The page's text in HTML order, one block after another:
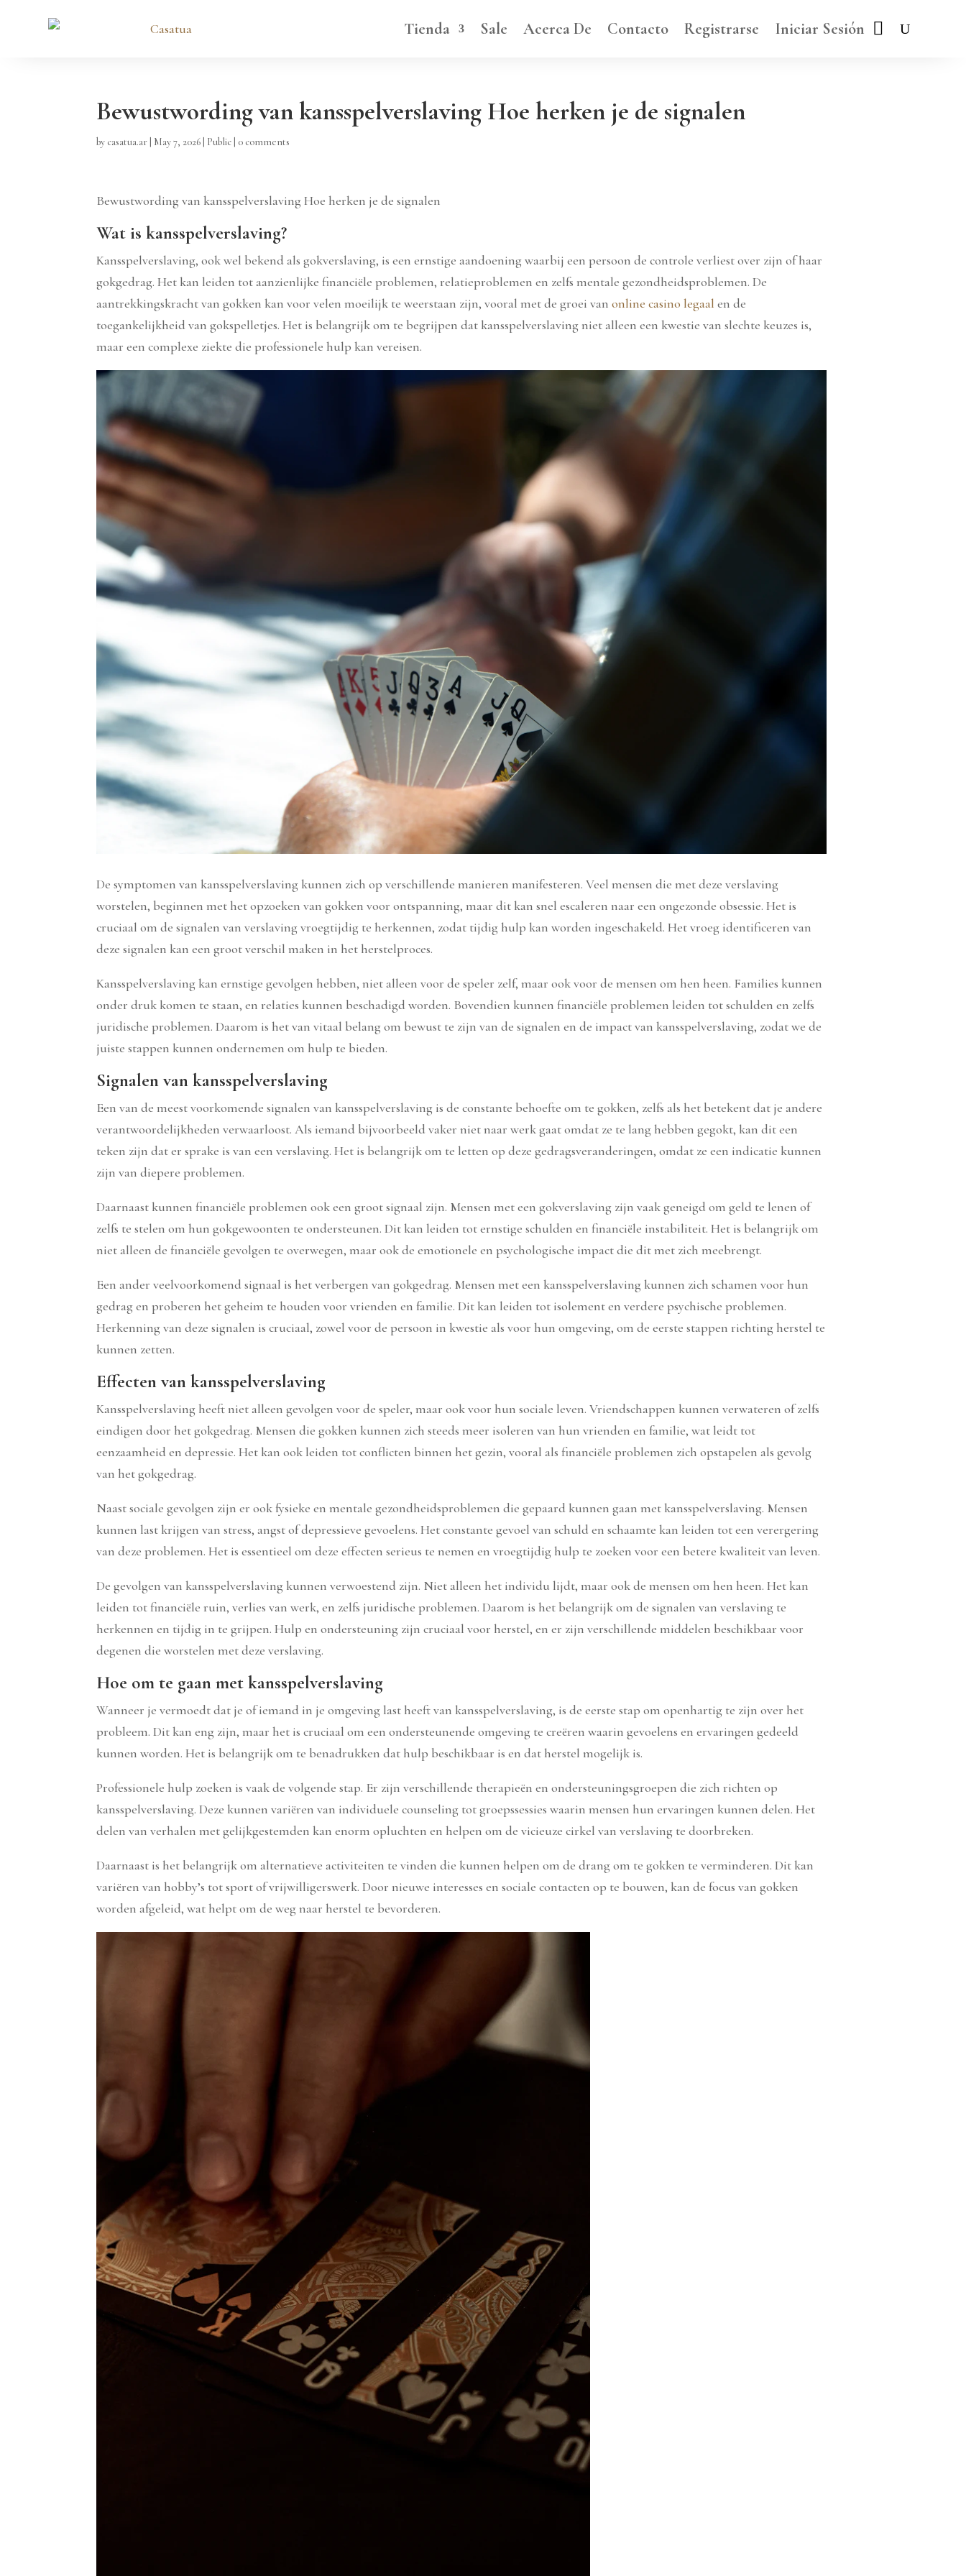
Tienda Sale Acerca De Contacto Registrarse Iniciar Sesión
Bewustwording van kansspelverslaving Hoe herken je de signalen
by casatua.ar May 7, 2026 Public 0 comments
Bewustwording van kansspelverslaving Hoe herken je de signalen
Wat is kansspelverslaving?
Kansspelverslaving, ook wel bekend als gokverslaving, is een ernstige aandoening waarbij een persoon de controle verliest over zijn of haar
gokgedrag. Het kan leiden tot aanzienlijke financiële problemen, relatieproblemen en zelfs mentale gezondheidsproblemen. De
aantrekkingskracht van gokken kan voor velen moeilijk te weerstaan zijn, vooral met de groei vanonline casino legaal en de
toegankelijkheid van gokspelletjes. Het is belangrijk om te begrijpen dat kansspelverslaving niet alleen een kwestie van slechte keuzes is,
maar een complexe ziekte die professionele hulp kan vereisen.
De symptomen van kansspelverslaving kunnen zich op verschillende manieren manifesteren. Veel mensen die met deze verslaving
worstelen, beginnen met het opzoeken van gokken voor ontspanning, maar dit kan snel escaleren naar een ongezonde obsessie. Het is
cruciaal om de signalen van verslaving vroegtijdig te herkennen, zodat tijdig hulp kan worden ingeschakeld. Het vroeg identificeren van
deze signalen kan een groot verschil maken in het herstelproces.
Kansspelverslaving kan ernstige gevolgen hebben, niet alleen voor de speler zelf, maar ook voor de mensen om hen heen. Families kunnen
onder druk komen te staan, en relaties kunnen beschadigd worden. Bovendien kunnen financiële problemen leiden tot schulden en zelfs
juridische problemen. Daarom is het van vitaal belang om bewust te zijn van de signalen en de impact van kansspelverslaving, zodat we de
juiste stappen kunnen ondernemen om hulp te bieden.
Signalen van kansspelverslaving
Een van de meest voorkomende signalen van kansspelverslaving is de constante behoefte om te gokken, zelfs als het betekent dat je andere
verantwoordelijkheden verwaarloost. Als iemand bijvoorbeeld vaker niet naar werk gaat omdat ze te lang hebben gegokt, kan dit een
teken zijn dat er sprake is van een verslaving. Het is belangrijk om te letten op deze gedragsveranderingen, omdat ze een indicatie kunnen
zijn van diepere problemen.
Daarnaast kunnen financiële problemen ook een groot signaal zijn. Mensen met een gokverslaving zijn vaak geneigd om geld te lenen of
zelfs te stelen om hun gokgewoonten te ondersteunen. Dit kan leiden tot ernstige schulden en financiële instabiliteit. Het is belangrijk om
niet alleen de financiële gevolgen te overwegen, maar ook de emotionele en psychologische impact die dit met zich meebrengt.
Een ander veelvoorkomend signaal is het verbergen van gokgedrag. Mensen met een kansspelverslaving kunnen zich schamen voor hun
gedrag en proberen het geheim te houden voor vrienden en familie. Dit kan leiden tot isolement en verdere psychische problemen.
Herkenning van deze signalen is cruciaal, zowel voor de persoon in kwestie als voor hun omgeving, om de eerste stappen richting herstel te
kunnen zetten.
Effecten van kansspelverslaving
Kansspelverslaving heeft niet alleen gevolgen voor de speler, maar ook voor hun sociale leven. Vriendschappen kunnen verwateren of zelfs
eindigen door het gokgedrag. Mensen die gokken kunnen zich steeds meer isoleren van hun vrienden en familie, wat leidt tot
eenzaamheid en depressie. Het kan ook leiden tot conflicten binnen het gezin, vooral als financiële problemen zich opstapelen als gevolg
van het gokgedrag.
Naast sociale gevolgen zijn er ook fysieke en mentale gezondheidsproblemen die gepaard kunnen gaan met kansspelverslaving. Mensen
kunnen last krijgen van stress, angst of depressieve gevoelens. Het constante gevoel van schuld en schaamte kan leiden tot een verergering
van deze problemen. Het is essentieel om deze effecten serieus te nemen en vroegtijdig hulp te zoeken voor een betere kwaliteit van leven.
De gevolgen van kansspelverslaving kunnen verwoestend zijn. Niet alleen het individu lijdt, maar ook de mensen om hen heen. Het kan
leiden tot financiële ruin, verlies van werk, en zelfs juridische problemen. Daarom is het belangrijk om de signalen van verslaving te
herkennen en tijdig in te grijpen. Hulp en ondersteuning zijn cruciaal voor herstel, en er zijn verschillende middelen beschikbaar voor
degenen die worstelen met deze verslaving.
Hoe om te gaan met kansspelverslaving
Wanneer je vermoedt dat je of iemand in je omgeving last heeft van kansspelverslaving, is de eerste stap om openhartig te zijn over het
probleem. Dit kan eng zijn, maar het is cruciaal om een ondersteunende omgeving te creëren waarin gevoelens en ervaringen gedeeld
kunnen worden. Het is belangrijk om te benadrukken dat hulp beschikbaar is en dat herstel mogelijk is.
Professionele hulp zoeken is vaak de volgende stap. Er zijn verschillende therapieën en ondersteuningsgroepen die zich richten op
kansspelverslaving. Deze kunnen variëren van individuele counseling tot groepssessies waarin mensen hun ervaringen kunnen delen. Het
delen van verhalen met gelijkgestemden kan enorm opluchten en helpen om de vicieuze cirkel van verslaving te doorbreken.
Daarnaast is het belangrijk om alternatieve activiteiten te vinden die kunnen helpen om de drang om te gokken te verminderen. Dit kan
variëren van hobby’s tot sport of vrijwilligerswerk. Door nieuwe interesses en sociale contacten op te bouwen, kan de focus van gokken
worden afgeleid, wat helpt om de weg naar herstel te bevorderen.